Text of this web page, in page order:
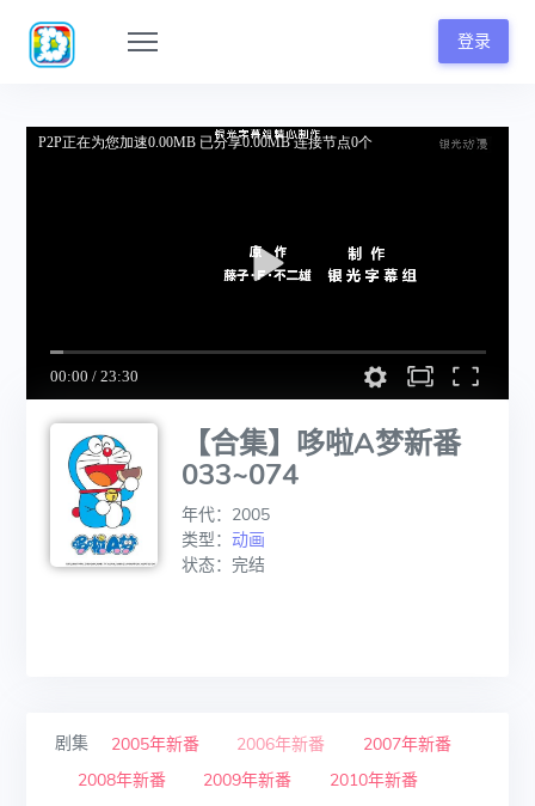
登录
【合集】哆啦A梦新番
033~074
年代：2005
类型： 动画
状态：完结
剧集 2005年新番 2006年新番
2007年新番
2008年新番
2009年新番
2010年新番